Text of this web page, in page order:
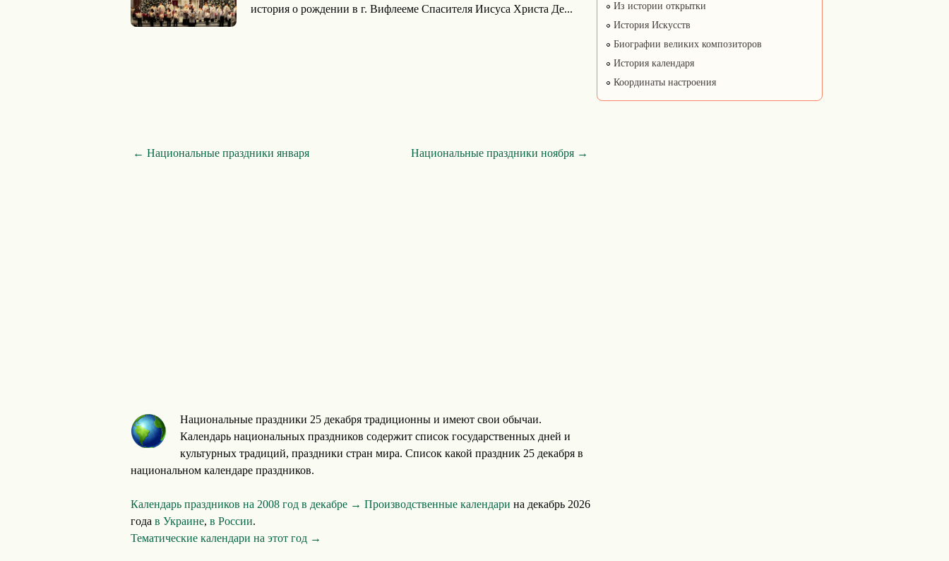
история о рождении в г. Вифлееме Спасителя Иисуса Христа Де...
← Национальные праздники января Национальные праздники ноября →
Национальные праздники 25 декабря традиционны и имеют свои обычаи.
Календарь национальных праздников содержит список государственных дней и
культурных традиций, праздники стран мира. Список какой праздник 25 декабря в
национальном календаре праздников.
Календарь праздников на 2008 год в декабре → Производственные календари на декабрь 2026
года в Украине, в России.
Тематические календари на этот год →
Из истории открытки
История Искусств
Биографии великих композиторов
История календаря
Координаты настроения